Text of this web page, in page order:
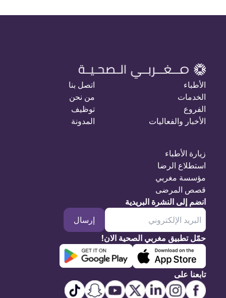
الأطباء
الخدمات
الفروع
الأخبار والفعاليات
اتصل بنا
من نحن
توظيف
المدونة
زيارة الأطباء
استطلاع الرضا
مؤسسة مغربي
قصص المرضى
انضم إلى النشرة البريدية
إرسال
حمّل تطبيق مغربي الصحية الان!
تابعنا على